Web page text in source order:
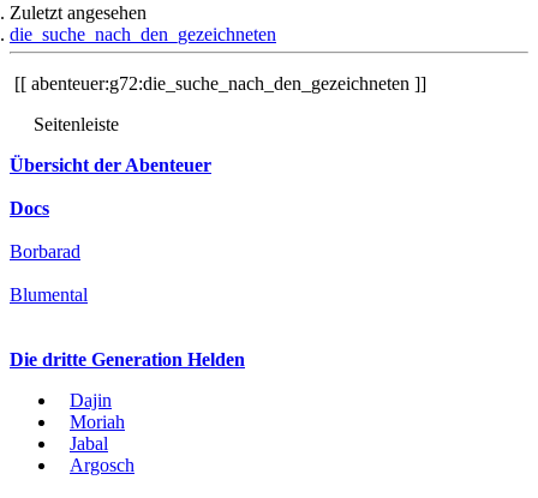
Zuletzt angesehen
die_suche_nach_den_gezeichneten
abenteuer:g72:die_suche_nach_den_gezeichneten
Seitenleiste
Übersicht der Abenteuer
Docs
Borbarad
Blumental
Die dritte Generation Helden
Dajin
Moriah
Jabal
Argosch